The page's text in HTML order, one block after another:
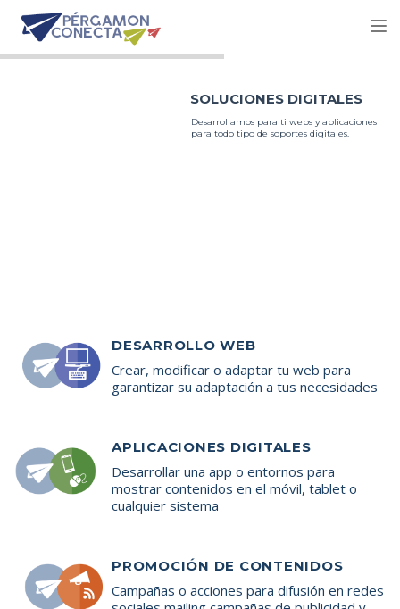
SOLUCIONES DIGITALES
Desarrollamos para ti webs y aplicaciones
para todo tipo de soportes digitales.
DESARROLLO WEB
Crear, modificar o adaptar tu web para
garantizar su adaptación a tus necesidades
APLICACIONES DIGITALES
Desarrollar una app o entornos para
mostrar contenidos en el móvil, tablet o
cualquier sistema
PROMOCIÓN DE CONTENIDOS
Campañas o acciones para difusión en redes